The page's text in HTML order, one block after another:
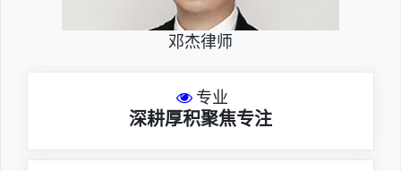
邓杰律师
专业
深耕厚积聚焦专注